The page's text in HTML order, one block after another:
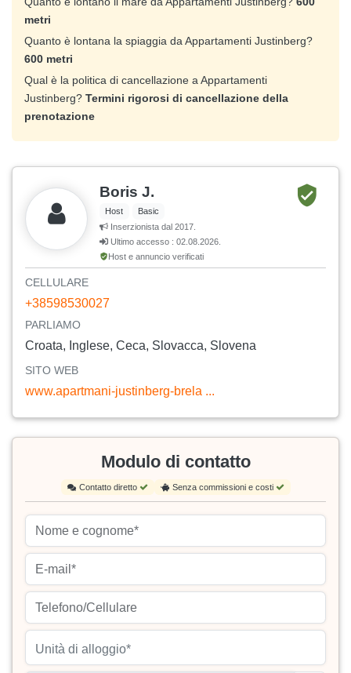
metri
Quanto è lontana la spiaggia da Appartamenti Justinberg?
600 metri
Qual è la politica di cancellazione a Appartamenti
Justinberg? Termini rigorosi di cancellazione della
prenotazione
Boris J.
Host
Basic
Inserzionista dal 2017.
Ultimo accesso : 02.08.2026.
Host e annuncio verificati
CELLULARE
+38598530027
PARLIAMO
Croata, Inglese, Ceca, Slovacca, Slovena
SITO WEB
www.apartmani-justinberg-brela ...
Modulo di contatto
Contatto diretto Senza commissioni e costi
Unità di alloggio*